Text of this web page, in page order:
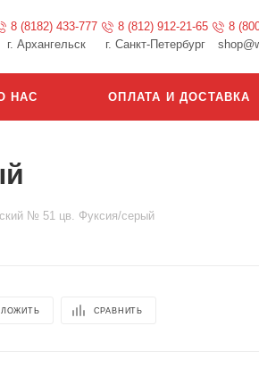
8 (8182) 433-777
г. Архангельск
8 (812) 912-21-65
г. Санкт-Петербург
8
НАС ОПЛАТА И ДОСТАВКА
№ 51 цв. Фуксия/серый
СРАВНИТЬ